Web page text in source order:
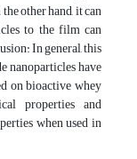
other hand, it can
to the film can
In general, this
nanoparticles have
on bioactive whey
properties and
when used in